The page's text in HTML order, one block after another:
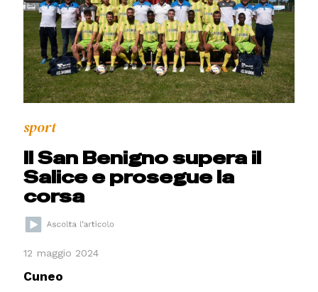
sport
Il San Benigno supera il
Salice e prosegue la
corsa
12 maggio 2024
Cuneo